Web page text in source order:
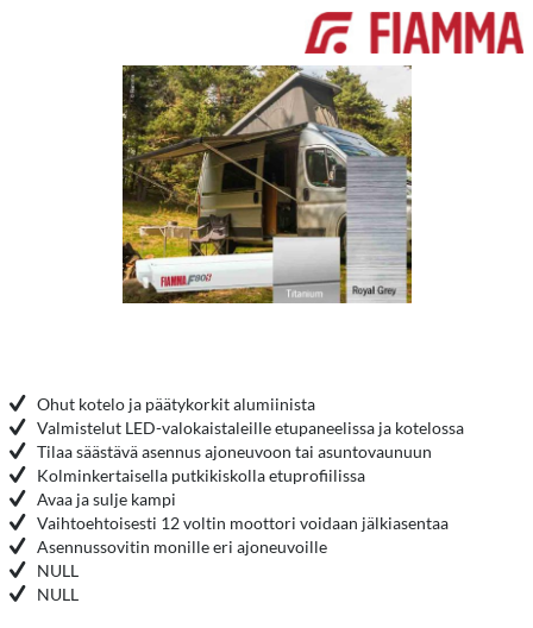
Ohut kotelo ja päätykorkit alumiinista
Valmistelut LED-valokaistaleille etupaneelissa ja kotelossa
Tilaa säästävä asennus ajoneuvoon tai asuntovaunuun
Kolminkertaisella putkikiskolla etuprofiilissa
Avaa ja sulje kampi
Vaihtoehtoisesti 12 voltin moottori voidaan jälkiasentaa
Asennussovitin monille eri ajoneuvoille
NULL
NULL